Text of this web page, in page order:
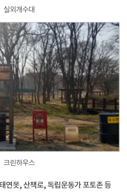
실외개수대
크린하우스
연못, 산책로, 독립운동가 포토존 등